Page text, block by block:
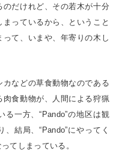
だけれど、その若木が十分
っているから、ということ
て、いまや、年寄りの木し
などの草食動物なのである
食動物が、人間による狩猟
一方、“Pando”の地区は観
結局、“Pando”にやってく
てしまっている。